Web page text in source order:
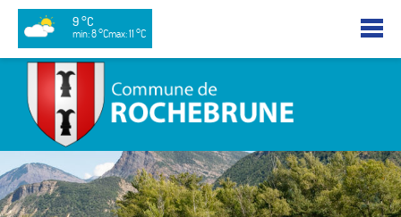
9 °C
min: 8 °Cmax: 11 °C